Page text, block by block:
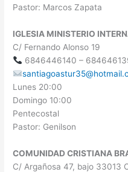
Pastor: Marcos Zapata
IGLESIA MINISTERIO
C/ Fernando Alonso 19
6846446140 –
Lunes 20:00
Domingo 10:00
Pentecostal
Pastor: Genilson
COMUNIDAD CRISTIANA
C/ Argañosa 47, bajo 33013